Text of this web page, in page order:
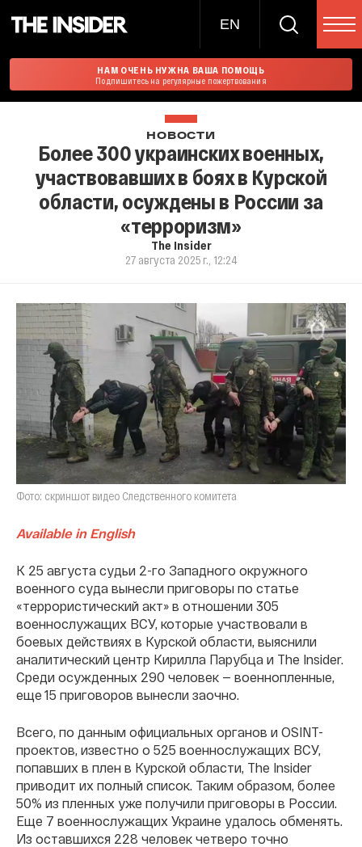
EN
НАМ ОЧЕНЬ НУЖНА ВАША ПОМОЩЬ
Подпишитесь на регулярные пожертвования
НОВОСТИ
Более 300 украинских военных,
участвовавших в боях в Курской
области, осуждены в России за
«терроризм»
The Insider
27 августа 2025 г., 12:24
Фото: скриншот видео Следственного комитета
Available in English
К 25 августа судьи 2-го Западного окружного
военного суда вынесли приговоры по статье
«террористический акт» в отношении 305
военнослужащих ВСУ, которые участвовали в
боевых действиях в Курской области, выяснили
аналитический центр Кирилла Парубца и The Insider.
Среди осужденных 290 человек — военнопленные,
еще 15 приговоров вынесли заочно.
Всего, по данным официальных органов и OSINT-
проектов, известно о 525 военнослужащих ВСУ,
попавших в плен в Курской области, The Insider
приводит их полный список. Таким образом, более
50% из пленных уже получили приговоры в России.
Еще 7 военнослужащих Украине удалось обменять.
Из оставшихся 228 человек четверо точно